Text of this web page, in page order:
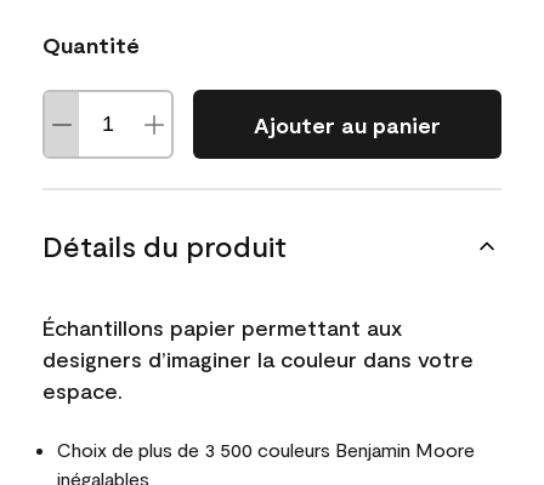
Quantité
Ajouter au panier
Détails du produit
Échantillons papier permettant aux
designers d’imaginer la couleur dans votre
espace.
Choix de plus de 3 500 couleurs Benjamin Moore
inégalables